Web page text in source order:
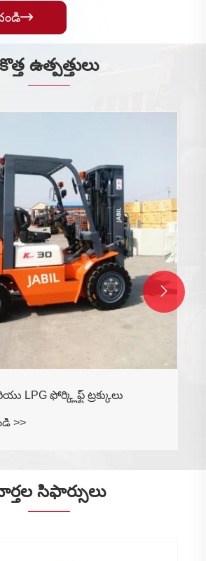

కొత్త ఉత్పత్తులు
LPG ఫోర్క్లిఫ్ట్ ట్రక్కులు
>>

సిఫార్సులు